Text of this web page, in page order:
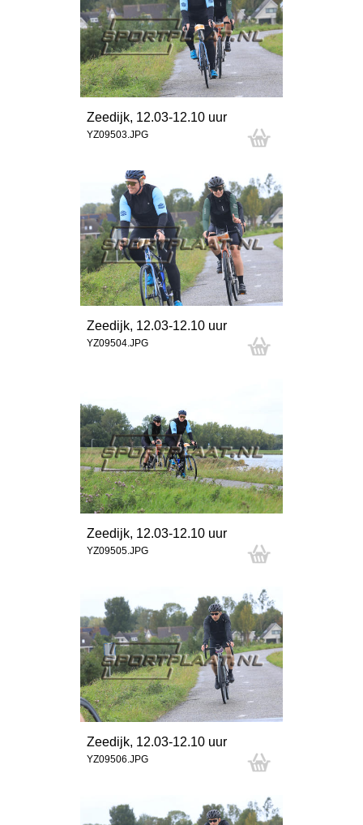
Zeedijk, 12.03-12.10 uur
YZ09503.JPG
Zeedijk, 12.03-12.10 uur
YZ09504.JPG
Zeedijk, 12.03-12.10 uur
YZ09505.JPG
Zeedijk, 12.03-12.10 uur
YZ09506.JPG